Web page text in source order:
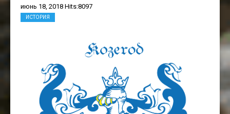
июнь 18, 2018 Hits:8097
ИСТОРИЯ